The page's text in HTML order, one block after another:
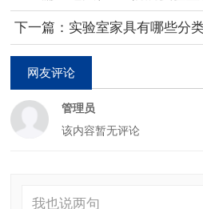
接现场施工及工程
下一篇：实验室家具有哪些分
网友评论
管理员
该内容暂无评论